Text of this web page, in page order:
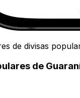
de divisas
de